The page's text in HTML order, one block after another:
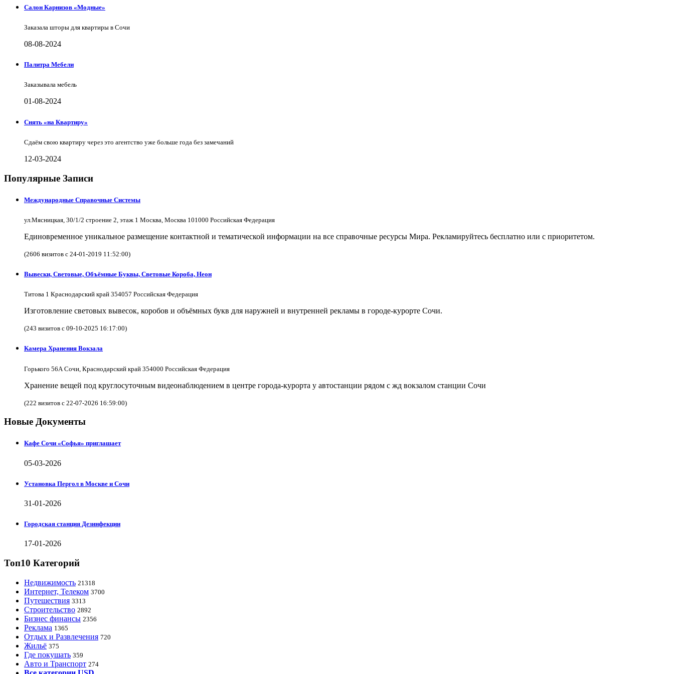
Салон Карнизов «Модные»
Заказала шторы для квартиры в Сочи
08-08-2024
Палитра Мебели
Заказывала мебель
01-08-2024
Снять «на Квартиру»
Сдаём свою квартиру через это агентство уже больше года без замечаний
12-03-2024
Популярные Записи
Международные Справочные Системы
ул.Мясницкая, 30/1/2 строение 2, этаж 1 Москва, Москва 101000 Российская Федерация
Единовременное уникальное размещение контактной и тематической информации на все справочные ресурсы Мира. Рекламируйтесь бесплатно или с приоритетом.
(2606 визитов с 24-01-2019 11:52:00)
Вывески, Световые, Объёмные Буквы, Световые Короба, Неон
Титова 1 Краснодарский край 354057 Российская Федерация
Изготовление световых вывесок, коробов и объёмных букв для наружней и внутренней рекламы в городе-курорте Сочи.
(243 визитов с 09-10-2025 16:17:00)
Камера Хранения Вокзала
Горького 56А Сочи, Краснодарский край 354000 Российская Федерация
Хранение вещей под круглосуточным видеонаблюдением в центре города-курорта у автостанции рядом с жд вокзалом станции Сочи
(222 визитов с 22-07-2026 16:59:00)
Новые Документы
Кафе Сочи «Софья» приглашает
05-03-2026
Установка Пергол в Москве и Сочи
31-01-2026
Городская станция Дезинфекции
17-01-2026
Топ10 Категорий
Недвижимость 21318
Интернет, Телеком 3700
Путешествия 3313
Строительство 2892
Бизнес финансы 2356
Реклама 1365
Отдых и Развлечения 720
Жильё 375
Где покушать 359
Авто и Транспорт 274